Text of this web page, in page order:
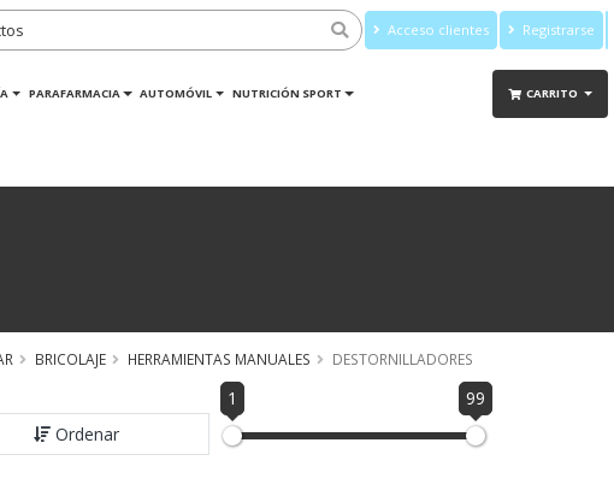
Acceso clientes Registrarse
PARAFARMACIA AUTOMÓVIL NUTRICIÓN SPORT CARRITO
BRICOLAJE HERRAMIENTAS MANUALES DESTORNILLADORES
Ordenar
1 99